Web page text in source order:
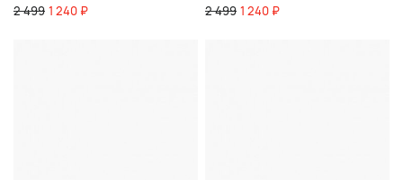
2 499 1 240 ₽ 2 499 1 240 ₽